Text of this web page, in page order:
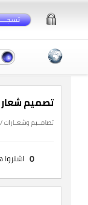
تصميم شعار
تصامــيم
0